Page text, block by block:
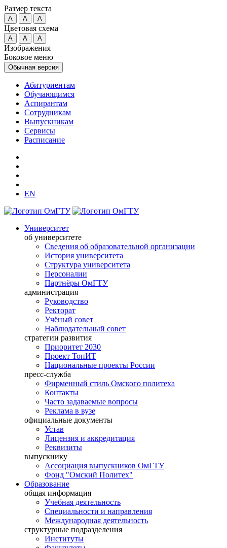
Размер текста
A A A
Цветовая схема
A A A
Изображения
Боковое меню
Обычная версия
Абитуриентам
Обучающимся
Аспирантам
Сотрудникам
Выпускникам
Сервисы
Расписание
EN
Университет
об университете
Сведения об образовательной организации
История университета
Структура университета
Персоналии
Партнёры ОмГТУ
администрация
Руководство
Ректорат
Учёный совет
Наблюдательный совет
стратегии развития
Приоритет 2030
Проект ТопИТ
Национальные проекты России
пресс-служба
Фирменный стиль Омского политеха
Контакты
Часто задаваемые вопросы
Реклама в вузе
официальные документы
Устав
Лицензия и аккредитация
Реквизиты
выпускнику
Ассоциация выпускников ОмГТУ
Фонд "Омский Политех"
Образование
общая информация
Учебная деятельность
Специальности и направления
Международная деятельность
структурные подразделения
Институты